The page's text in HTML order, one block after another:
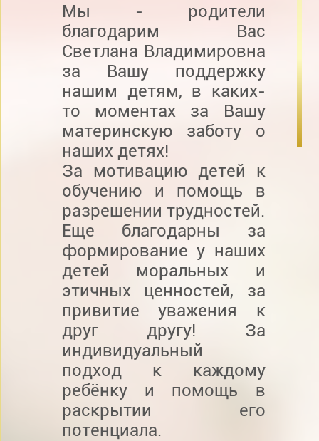
Мы - родители
благодарим Вас
Светлана Владимировна
за Вашу поддержку
нашим детям, в каких-
то моментах за Вашу
материнскую заботу о
наших детях!
За мотивацию детей к
обучению и помощь в
разрешении трудностей.
Еще благодарны за
формирование у наших
детей моральных и
этичных ценностей, за
привитие уважения к
друг другу! За
индивидуальный
подход к каждому
ребёнку и помощь в
раскрытии его
потенциала.